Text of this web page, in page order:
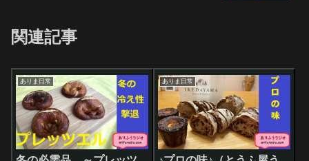
関連記事
ありま日常 ありま日常